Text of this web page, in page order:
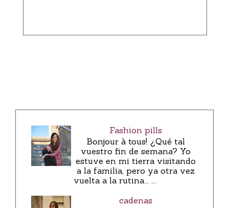
Fashion pills
Bonjour à tous! ¿Qué tal
vuestro fin de semana? Yo
estuve en mi tierra visitando
a la familia, pero ya otra vez
vuelta a la rutina... ...
cadenas